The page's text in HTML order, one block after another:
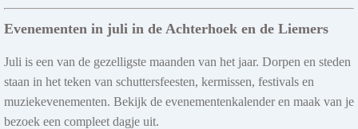
Evenementen in juli in de Achterhoek en de Liemers
Juli is een van de gezelligste maanden van het jaar. Dorpen en steden
staan in het teken van schuttersfeesten, kermissen, festivals en
muziekevenementen. Bekijk de evenementenkalender en maak van je
bezoek een compleet dagje uit.